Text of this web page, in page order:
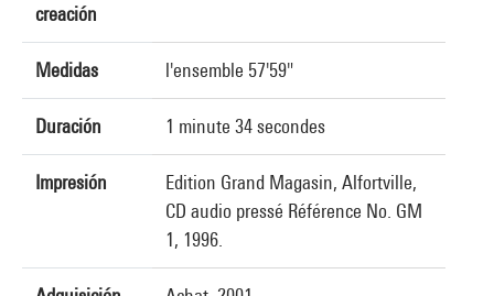
creación
Medidas l'ensemble 57'59"
Duración 1 minute 34 secondes
Impresión
Edition Grand Magasin, Alfortville,
CD audio pressé Référence No. GM
1, 1996.